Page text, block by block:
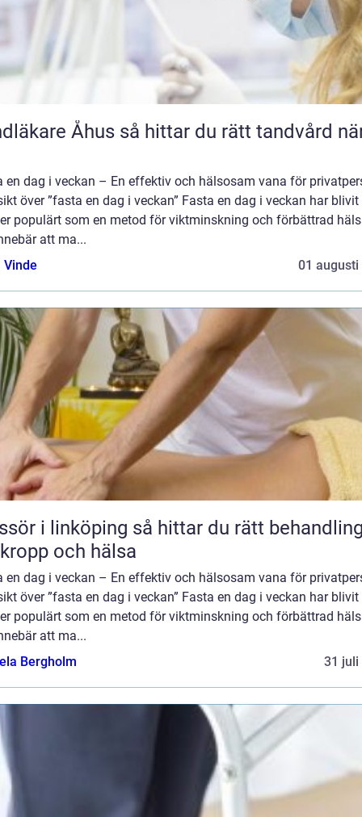
Åhus så hittar du rätt tandvård nära
en dag i veckan – En effektiv och hälsosam vana för
över ”fasta en dag i veckan” Fasta en dag i veckan har blivit
populärt som en metod för viktminskning och förbättrad
att ma...
Vinde
01 augusti
så hittar du rätt behandling
och hälsa
en dag i veckan – En effektiv och hälsosam vana för
över ”fasta en dag i veckan” Fasta en dag i veckan har blivit
populärt som en metod för viktminskning och förbättrad
att ma...
Bergholm
31 juli